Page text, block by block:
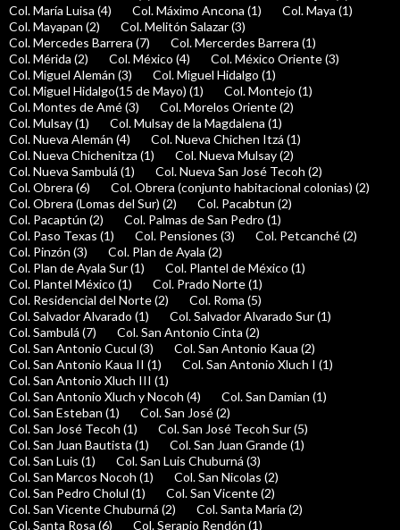
Col. María Luisa (4)
Col. Máximo Ancona (1)
Col. Maya (1)
Col. Mayapan (2)
Col. Melitón Salazar (3)
Col. Mercedes Barrera (7)
Col. Mercerdes Barrera (1)
Col. Mérida (2)
Col. México (4)
Col. México Oriente (3)
Col. Miguel Alemán (3)
Col. Miguel Hidalgo (1)
Col. Miguel Hidalgo(15 de Mayo) (1)
Col. Montejo (1)
Col. Montes de Amé (3)
Col. Morelos Oriente (2)
Col. Mulsay (1)
Col. Mulsay de la Magdalena (1)
Col. Nueva Alemán (4)
Col. Nueva Chichen Itzá (1)
Col. Nueva Chichenitza (1)
Col. Nueva Mulsay (2)
Col. Nueva Sambulá (1)
Col. Nueva San José Tecoh (2)
Col. Obrera (6)
Col. Obrera (conjunto habitacional colonias) (2)
Col. Obrera (Lomas del Sur) (2)
Col. Pacabtun (2)
Col. Pacaptún (2)
Col. Palmas de San Pedro (1)
Col. Paso Texas (1)
Col. Pensiones (3)
Col. Petcanché (2)
Col. Pinzón (3)
Col. Plan de Ayala (2)
Col. Plan de Ayala Sur (1)
Col. Plantel de México (1)
Col. Plantel México (1)
Col. Prado Norte (1)
Col. Residencial del Norte (2)
Col. Roma (5)
Col. Salvador Alvarado (1)
Col. Salvador Alvarado Sur (1)
Col. Sambulá (7)
Col. San Antonio Cinta (2)
Col. San Antonio Cucul (3)
Col. San Antonio Kaua (2)
Col. San Antonio Kaua II (1)
Col. San Antonio Xluch I (1)
Col. San Antonio Xluch III (1)
Col. San Antonio Xluch y Nocoh (4)
Col. San Damian (1)
Col. San Esteban (1)
Col. San José (2)
Col. San José Tecoh (1)
Col. San José Tecoh Sur (5)
Col. San Juan Bautista (1)
Col. San Juan Grande (1)
Col. San Luis (1)
Col. San Luis Chuburná (3)
Col. San Marcos Nocoh (1)
Col. San Nicolas (2)
Col. San Pedro Cholul (1)
Col. San Vicente (2)
Col. San Vicente Chuburná (2)
Col. Santa María (2)
Col. Santa Rosa (6)
Col. Serapio Rendón (1)